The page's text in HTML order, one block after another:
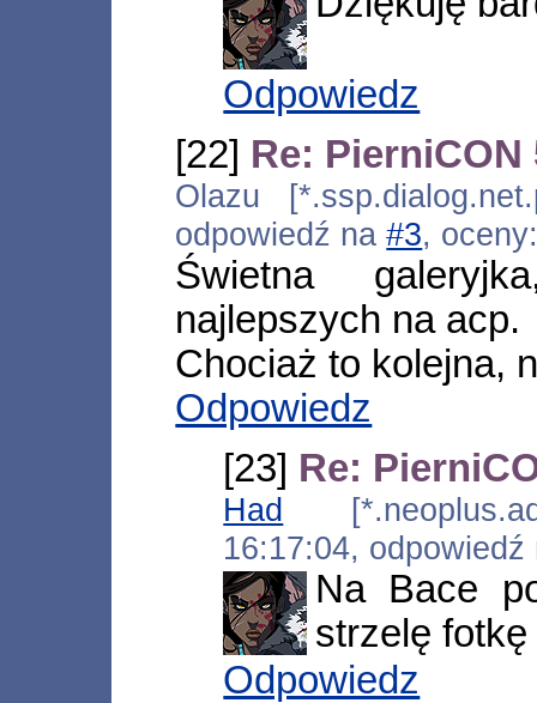
Odpowiedz
[22] Re: PierniCON
Olazu
odpowiedź na#3,
Świetna
najlepszych na acp.
Chociaż to kolejna,
Odpowiedz
[23] Re:
Had
16:17:04,
Na Bace
strzelę fotkę
Odpowiedz